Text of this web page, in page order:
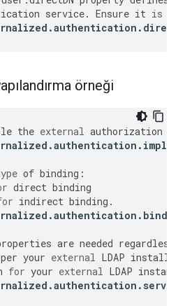
service. Ensure it is
.authentication . direct
örneği
the external authorization
.authentication .
of binding :
direct binding
indirect binding .
.authentication . bind
are needed regardless
per your external LDAP
for your external LDAP
.authentication . server